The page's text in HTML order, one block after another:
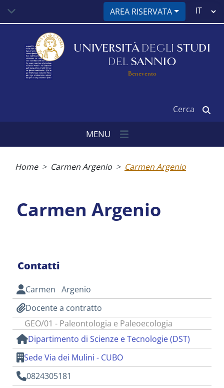
contenuto
AREA RISERVATA
Select
UNIVERSITÀ DEGLI STUDI
DEL SANNIO
Benevento
MENU
Home Carmen Argenio Carmen Argenio
Carmen Argenio
Contatti
Carmen Argenio
Docente a contratto
GEO/01 - Paleontologia e Paleoecologia
Dipartimento di Scienze e Tecnologie (DST)
Sede Via dei Mulini - CUBO
0824305181